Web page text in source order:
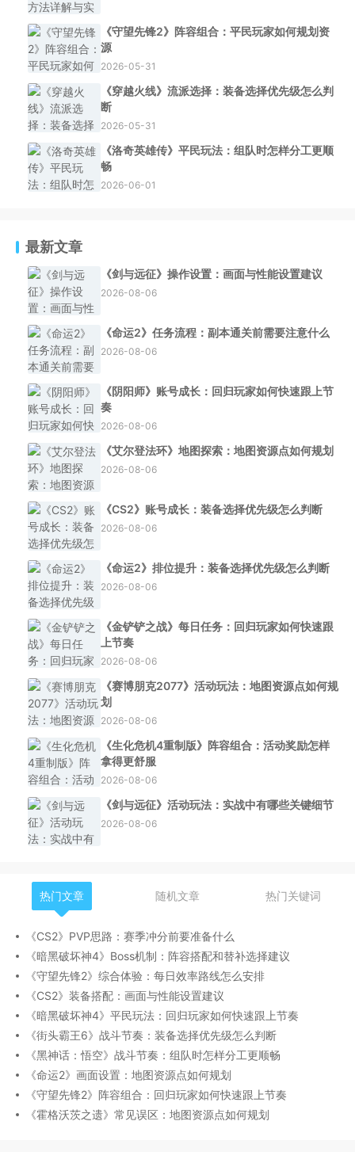
《守望先锋2》阵容组合：平民玩家如何规划资
源
2026-05-31
《穿越火线》流派选择：装备选择优先级怎么判
断
2026-05-31
《洛奇英雄传》平民玩法：组队时怎样分工更顺
畅
2026-06-01
最新文章
《剑与远征》操作设置：画面与性能设置建议
2026-08-06
《命运2》任务流程：副本通关前需要注意什么
2026-08-06
《阴阳师》账号成长：回归玩家如何快速跟上节
奏
2026-08-06
《艾尔登法环》地图探索：地图资源点如何规划
2026-08-06
《CS2》账号成长：装备选择优先级怎么判断
2026-08-06
《命运2》排位提升：装备选择优先级怎么判断
2026-08-06
《金铲铲之战》每日任务：回归玩家如何快速跟
上节奏
2026-08-06
《赛博朋克2077》活动玩法：地图资源点如何规
划
2026-08-06
《生化危机4重制版》阵容组合：活动奖励怎样
拿得更舒服
2026-08-06
《剑与远征》活动玩法：实战中有哪些关键细节
2026-08-06
热门文章 随机文章 热门关键词
《CS2》PVP思路：赛季冲分前要准备什么
《暗黑破坏神4》Boss机制：阵容搭配和替补选择建议
《守望先锋2》综合体验：每日效率路线怎么安排
《CS2》装备搭配：画面与性能设置建议
《暗黑破坏神4》平民玩法：回归玩家如何快速跟上节奏
《街头霸王6》战斗节奏：装备选择优先级怎么判断
《黑神话：悟空》战斗节奏：组队时怎样分工更顺畅
《命运2》画面设置：地图资源点如何规划
《守望先锋2》阵容组合：回归玩家如何快速跟上节奏
《霍格沃茨之遗》常见误区：地图资源点如何规划